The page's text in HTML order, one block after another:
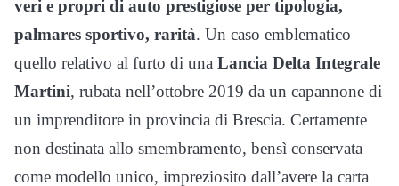
veri e propri di auto prestigiose per tipologia,
palmares sportivo, rarità. Un caso emblematico
quello relativo al furto di una Lancia Delta Integrale
Martini, rubata nell’ottobre 2019 da un capannone di
un imprenditore in provincia di Brescia. Certamente
non destinata allo smembramento, bensì conservata
come modello unico, impreziosito dall’avere la carta